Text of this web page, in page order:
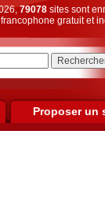
79078sites sont
gratuit et
Proposer un